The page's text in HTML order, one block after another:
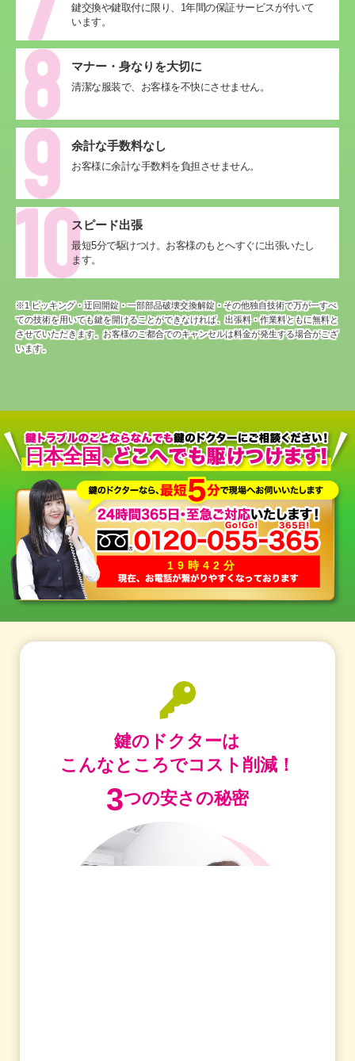
鍵交換や鍵取付に限り、1年間の保証サービスが付いて
います。
マナー・身なりを大切に
清潔な服装で、お客様を不快にさせません。
余計な手数料なし
お客様に余計な手数料を負担させません。
スピード出張
最短5分で駆けつけ。お客様のもとへすぐに出張いたし
ます。
※1 ピッキング・迂回開錠・一部部品破壊交換解錠・その他独自技術で万が一すべ
ての技術を用いても鍵を開けることができなければ、出張料・作業料ともに無料と
させていただきます。お客様のご都合でのキャンセルは料金が発生する場合がござ
います。
19時42分
日本全国
鍵のドクターは
こんなところでコスト削減！
3つの安さの秘密